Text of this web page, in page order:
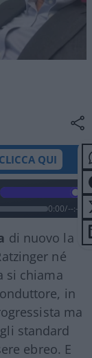
CLICCA QUI
0:00/--:--
di nuovo la
né
si chiama
in
ma
standard
ebreo. E